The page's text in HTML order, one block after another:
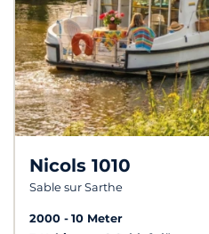
Nicols 1010
Sable sur Sarthe
2000
10 Meter